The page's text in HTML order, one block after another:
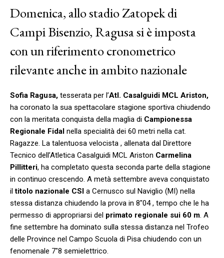
Domenica, allo stadio Zatopek di
Campi Bisenzio, Ragusa si è imposta
con un riferimento cronometrico
rilevante anche in ambito nazionale
Sofia Ragusa, tesserata per l’Atl. Casalguidi MCL Ariston,
ha coronato la sua spettacolare stagione sportiva chiudendo
con la meritata conquista della maglia di Campionessa
Regionale Fidal nella specialità dei 60 metri nella cat.
Ragazze. La talentuosa velocista , allenata dal Direttore
Tecnico dell’Atletica Casalguidi MCL Ariston Carmelina
Pillitteri, ha completato questa seconda parte della stagione
in continuo crescendo. A metà settembre aveva conquistato
iltitolo nazionale CSI a Cernusco sul Naviglio (MI) nella
stessa distanza chiudendo la prova in 8″04 , tempo che le ha
permesso di appropriarsi del primato regionale sui 60 m. A
fine settembre ha dominato sulla stessa distanza nel Trofeo
delle Province nel Campo Scuola di Pisa chiudendo con un
fenomenale 7″8 semielettrico.